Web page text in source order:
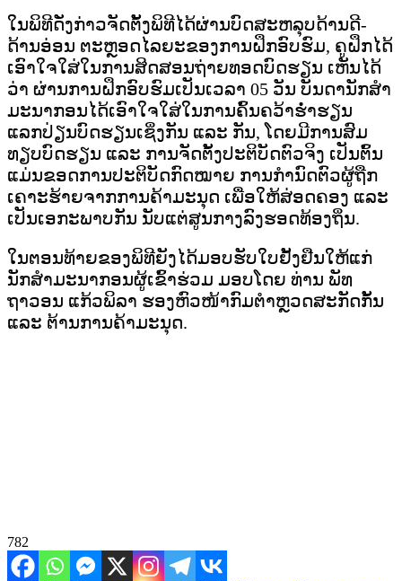
ໃນພິທີດັ່ງກ່າວຈັດຕັ້ງພິທີໄດ້ຜ່ານບົດສະຫລຸບດ້ານດີ-
ດ້ານອ່ອນ ຕະຫຼອດໄລຍະຂອງການຝຶກອົບຮົມ, ຄູຝຶກໄດ້
ເອົາໃຈໃສ່ໃນການສິດສອນຖ່າຍທອດບົດຮຽນ ເຫັນໄດ້
ວ່າ ຜ່ານການຝຶກອົບຮົມເປັນເວລາ 05 ວັນ ບັນດານັກສຳ
ມະນາກອນໄດ້ເອົາໃຈໃສ່ໃນການຄົ້ນຄວ້າຮໍ່າຮຽນ
ແລກປ່ຽນບົດຮຽນເຊິ່ງກັນ ແລະ ກັນ, ໂດຍມີການສົມ
ທຽບບົດຮຽນ ແລະ ການຈັດຕັ້ງປະຕິບັດຕົວຈິງ ເປັນຕົ້ນ
ແມ່ນຂອດການປະຕິບັດກົດໝາຍ ການກໍານົດຕົວຜູ້ຖືກ
ເຄາະຮ້າຍຈາກການຄ້າມະນຸດ ເພື່ອໃຫ້ສ່ອດຄອງ ແລະ
ເປັນເອກະພາບກັນ ນັບແຕ່ສູນກາງລົງຮອດທ້ອງຖິ່ນ.
ໃນຕອນທ້າຍຂອງພິທີຍັງໄດ້ມອບຮັບໃບຢັ້ງຢືນໃຫ້ແກ່
ນັກສໍາມະນາກອນຜູ້ເຂົ້າຮ່ວມ ມອບໂດຍ ທ່ານ ພັທ
ຖາວອນ ແກ້ວພິລາ ຮອງຫົວໜ້າກົມຕໍາຫຼວດສະກັດກັ້ນ
ແລະ ຕ້ານການຄ້າມະນຸດ.
782